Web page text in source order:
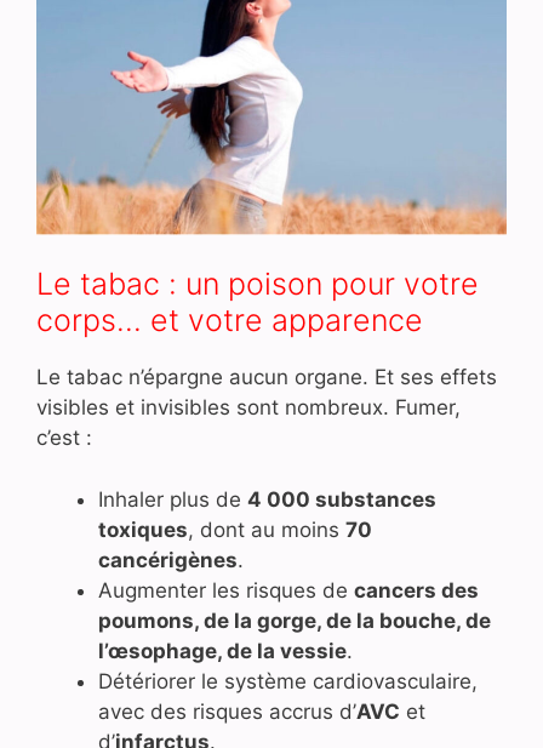
Le tabac : un poison pour votre
corps… et votre apparence
Le tabac n’épargne aucun organe. Et ses effets
visibles et invisibles sont nombreux. Fumer,
c’est :
Inhaler plus de 4 000 substances
toxiques, dont au moins 70
cancérigènes.
Augmenter les risques de cancers des
poumons, de la gorge, de la bouche, de
l’œsophage, de la vessie.
Détériorer le système cardiovasculaire,
avec des risques accrus d’AVC et
d’infarctus.